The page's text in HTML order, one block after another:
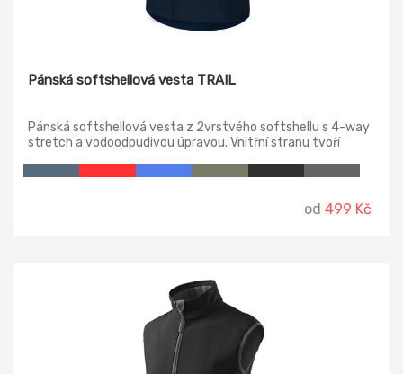
Pánská softshellová vesta TRAIL
Pánská softshellová vesta z 2vrstvého softshellu s 4-way
stretch a vodoodpudivou úpravou. Vnitřní stranu tvoří
od 499 Kč